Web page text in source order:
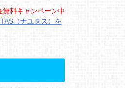
無料キャンペーン中
（ナユタス）を